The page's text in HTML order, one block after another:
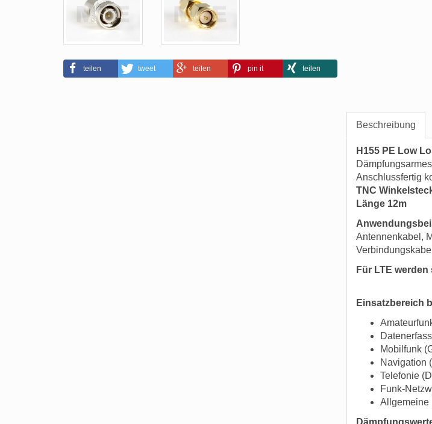
teilen tweet teilen pin it teilen
Beschreibung
H155 PE Low
Anschlussfertig
TNC
Länge 12m
Antennenkabel,
Für LTE
Einsatzbereich
Mobilfunk
Navigation
Telefonie
Funk-
Allgemeine